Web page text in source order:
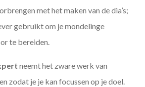
met het maken van de dia’s;
gebruikt om je mondelinge
te bereiden.
neemt het zware werk van
zodat je je kan focussen op je doel.